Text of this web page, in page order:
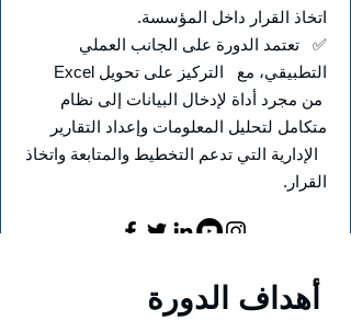
اتخاذ القرار داخل المؤسسة.
✅ تعتمد الدورة على الجانب العملي
التطبيقي، مع التركيز على تحويل Excel
من مجرد أداة لإدخال البيانات إلى نظام
متكامل لتحليل المعلومات وإعداد التقارير
الإدارية التي تدعم التخطيط والمتابعة واتخاذ
القرار.